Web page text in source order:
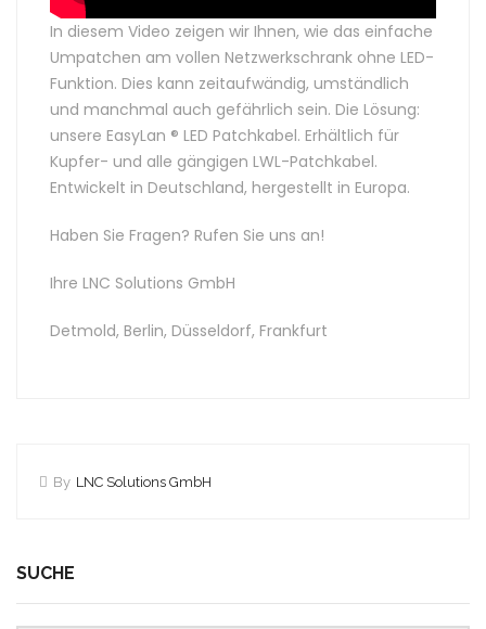
In diesem Video zeigen wir Ihnen, wie das einfache
Umpatchen am vollen Netzwerkschrank ohne LED-
Funktion. Dies kann zeitaufwändig, umständlich
und manchmal auch gefährlich sein. Die Lösung:
unsere EasyLan ® LED Patchkabel. Erhältlich für
Kupfer- und alle gängigen LWL-Patchkabel.
Entwickelt in Deutschland, hergestellt in Europa.
Haben Sie Fragen? Rufen Sie uns an!
Ihre LNC Solutions GmbH
Detmold, Berlin, Düsseldorf, Frankfurt
By LNC Solutions GmbH
SUCHE